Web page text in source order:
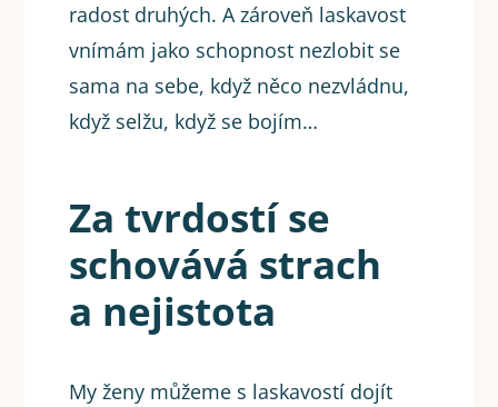
radost druhých. A zároveň laskavost
vnímám jako schopnost nezlobit se
sama na sebe, když něco nezvládnu,
když selžu, když se bojím…
Za tvrdostí se
schovává strach
a nejistota
My ženy můžeme s laskavostí dojít